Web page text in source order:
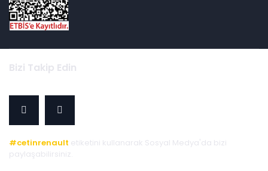
Bizi Takip Edin
#cetinrenault etiketini kullanarak Sosyal Medya'da bizi
paylaşabilirsiniz.